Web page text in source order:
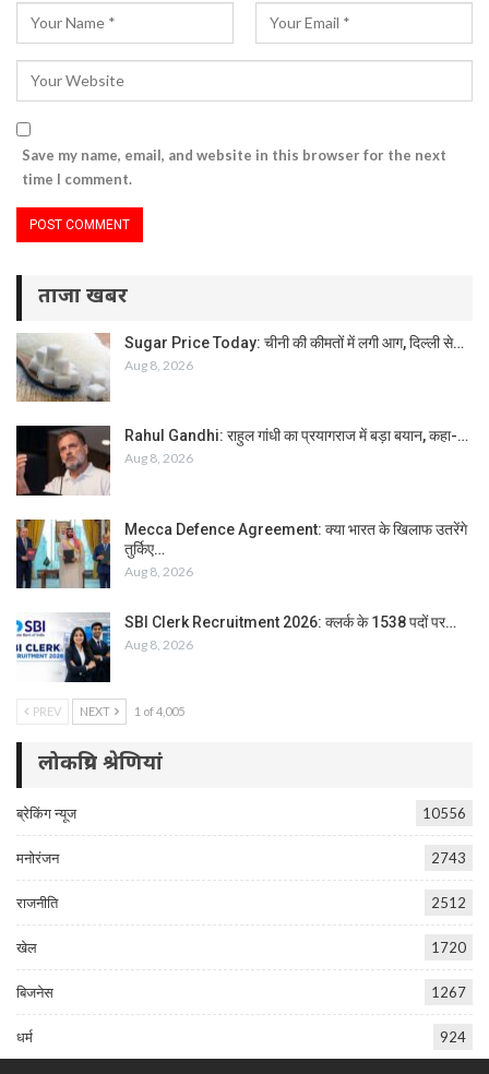
Save my name, email, and website in this browser for the next
time I comment.
ताजा खबर
Sugar Price Today: चीनी की कीमतों में लगी आग, दिल्ली से…
Aug 8, 2026
Rahul Gandhi: राहुल गांधी का प्रयागराज में बड़ा बयान, कहा-…
Aug 8, 2026
Mecca Defence Agreement: क्या भारत के खिलाफ उतरेंगे
तुर्किए…
Aug 8, 2026
SBI Clerk Recruitment 2026: क्लर्क के 1538 पदों पर…
Aug 8, 2026
PREV NEXT 1 of 4,005
लोकप्रिय श्रेणियां
ब्रेकिंग न्यूज 10556
मनोरंजन 2743
राजनीति 2512
खेल 1720
बिजनेस 1267
धर्म 924